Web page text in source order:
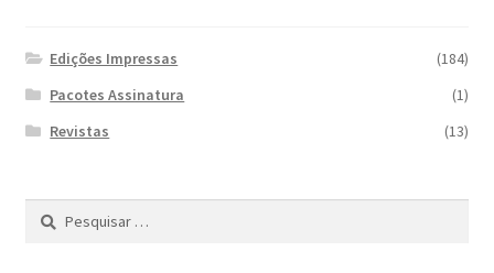
Edições Impressas
(184)
Pacotes Assinatura
(1)
Revistas
(13)
Pesquisar